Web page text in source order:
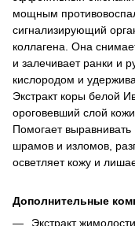
мощным
сигнализирующий
коллагена. Она
и залечивает ранки и
кислородом и
Экстракт коры белой
ороговевший слой
Помогает
шрамов и изломов,
осветляет кожу и
Дополнительные
Экстракт